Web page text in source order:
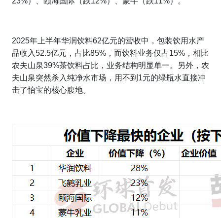
2025年上半年华润饮料62亿元的营收中，包装饮用水产
品收入52.5亿元，占比85%，而饮料业务仅占15%，相比
农夫山泉39%茶饮料占比，业务结构明显单一。另外，农
夫山泉突然杀入纯净水市场，用不到1元的绿瓶水直接冲
击了怡宝的核心腹地。